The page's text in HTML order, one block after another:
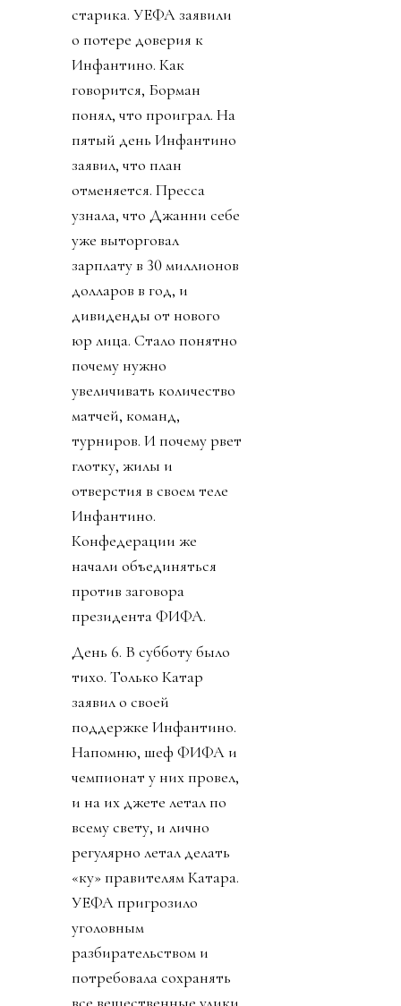
старика. УЕФА заявили
о потере доверия к
Инфантино. Как
говорится, Борман
понял, что проиграл. На
пятый день Инфантино
заявил, что план
отменяется. Пресса
узнала, что Джанни себе
уже выторговал
зарплату в 30 миллионов
долларов в год, и
дивиденды от нового
юр лица. Стало понятно
почему нужно
увеличивать количество
матчей, команд,
турниров. И почему рвет
глотку, жилы и
отверстия в своем теле
Инфантино.
Конфедерации же
начали объединяться
против заговора
президента ФИФА.
День 6. В субботу было
тихо. Только Катар
заявил о своей
поддержке Инфантино.
Напомню, шеф ФИФА и
чемпионат у них провел,
и на их джете летал по
всему свету, и лично
регулярно летал делать
«ку» правителям Катара.
УЕФА пригрозило
уголовным
разбирательством и
потребовала сохранять